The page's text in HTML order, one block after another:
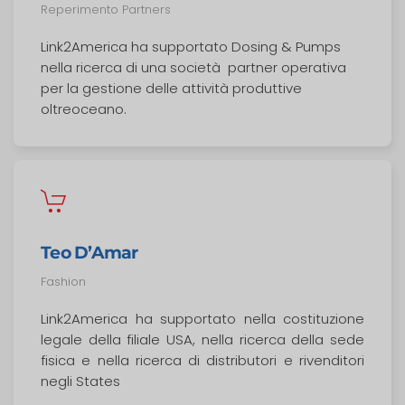
Reperimento Partners
Link2America ha supportato Dosing & Pumps
nella ricerca di una società partner operativa
per la gestione delle attività produttive
oltreoceano.
Teo D’Amar
Fashion
Link2America ha supportato nella costituzione
legale della filiale USA, nella ricerca della sede
fisica e nella ricerca di distributori e rivenditori
negli States